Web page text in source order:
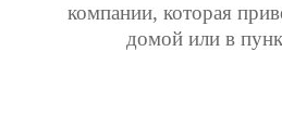
компании, которая
домой или в